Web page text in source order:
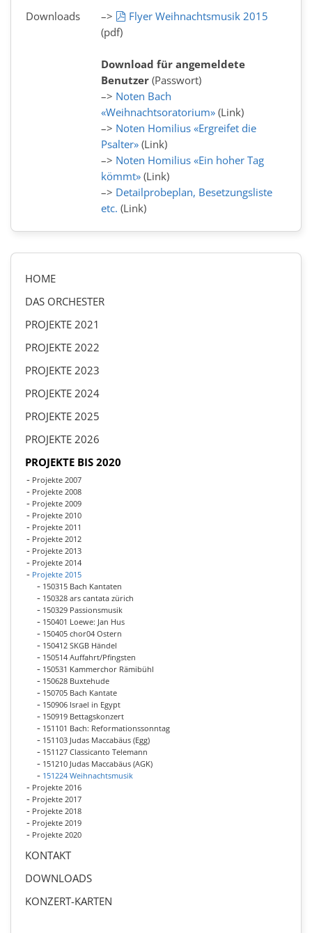
Downloads –> pdf
Flyer Weihnachtsmusik 2015
(pdf)
Download für angemeldete
Benutzer (Passwort)
–> Noten Bach
«Weihnachtsoratorium» (Link)
–> Noten Homilius «Ergreifet die
Psalter» (Link)
–> Noten Homilius «Ein hoher Tag
kömmt» (Link)
–> Detailprobeplan, Besetzungsliste
etc. (Link)
HOME
DAS ORCHESTER
PROJEKTE 2021
PROJEKTE 2022
PROJEKTE 2023
PROJEKTE 2024
PROJEKTE 2025
PROJEKTE 2026
PROJEKTE BIS 2020
Projekte 2007
Projekte 2008
Projekte 2009
Projekte 2010
Projekte 2011
Projekte 2012
Projekte 2013
Projekte 2014
Projekte 2015
150315 Bach Kantaten
150328 ars cantata zürich
150329 Passionsmusik
150401 Loewe: Jan Hus
150405 chor04 Ostern
150412 SKGB Händel
150514 Auffahrt/Pfingsten
150531 Kammerchor Rämibühl
150628 Buxtehude
150705 Bach Kantate
150906 Israel in Egypt
150919 Bettagskonzert
151101 Bach: Reformationssonntag
151103 Judas Maccabäus (Egg)
151127 Classicanto Telemann
151210 Judas Maccabäus (AGK)
151224 Weihnachtsmusik
Projekte 2016
Projekte 2017
Projekte 2018
Projekte 2019
Projekte 2020
KONTAKT
DOWNLOADS
KONZERT-KARTEN